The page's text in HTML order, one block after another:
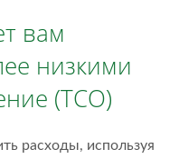
вам
низкими
(TCO)
расходы, используя